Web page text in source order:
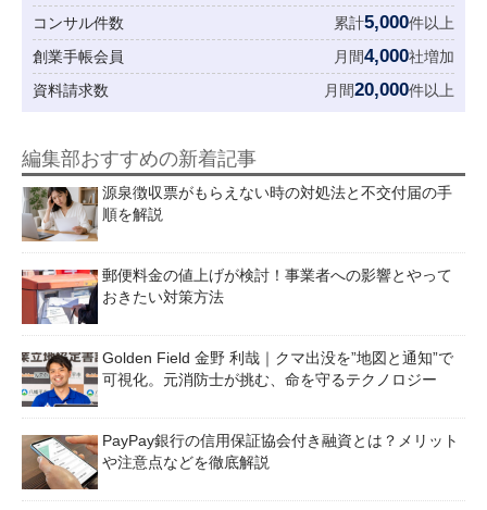
コンサル件数
累計5,000件以上
創業手帳会員
月間4,000社増加
資料請求数
月間20,000件以上
編集部おすすめの新着記事
源泉徴収票がもらえない時の対処法と不交付届の手
順を解説
郵便料金の値上げが検討！事業者への影響とやって
おきたい対策方法
Golden Field 金野 利哉｜クマ出没を”地図と通知”で
可視化。元消防士が挑む、命を守るテクノロジー
PayPay銀行の信用保証協会付き融資とは？メリット
や注意点などを徹底解説